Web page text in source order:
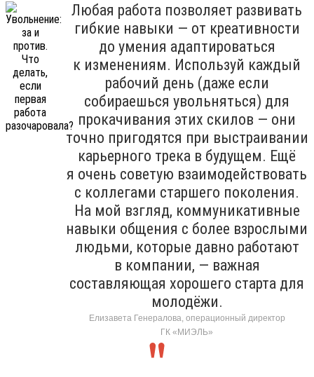
Любая работа позволяет развивать
гибкие навыки — от креативности
до умения адаптироваться
к изменениям. Используй каждый
рабочий день (даже если
собираешься увольняться) для
прокачивания этих скилов — они
точно пригодятся при выстраивании
карьерного трека в будущем. Ещё
я очень советую взаимодействовать
с коллегами старшего поколения.
На мой взгляд, коммуникативные
навыки общения с более взрослыми
людьми, которые давно работают
в компании, — важная
составляющая хорошего старта для
молодёжи.
Елизавета Генералова, операционный директор
ГК «МИЭЛЬ»